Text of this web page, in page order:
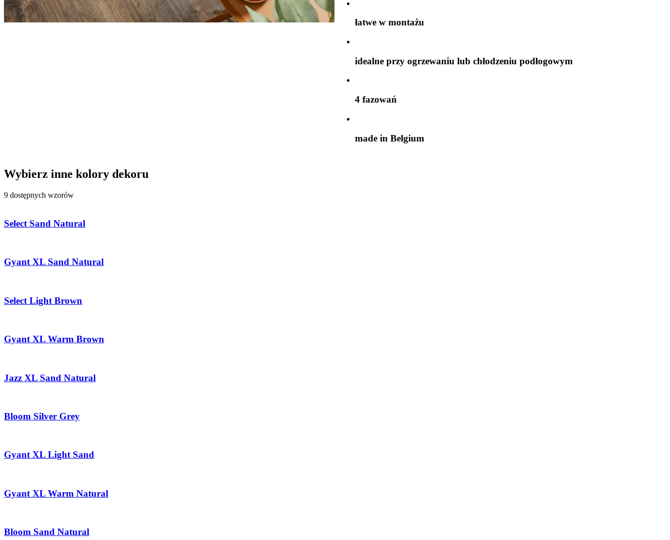
łatwe w montażu
idealne przy ogrzewaniu lub chłodzeniu podłogowym
4 fazowań
made in Belgium
Wybierz inne kolory dekoru
9 dostępnych wzorów
Select Sand Natural
Gyant XL Sand Natural
Select Light Brown
Gyant XL Warm Brown
Jazz XL Sand Natural
Bloom Silver Grey
Gyant XL Light Sand
Gyant XL Warm Natural
Bloom Sand Natural